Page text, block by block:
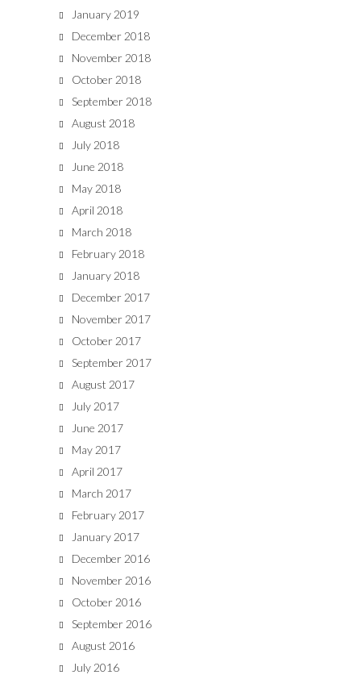
January 2019
December 2018
November 2018
October 2018
September 2018
August 2018
July 2018
June 2018
May 2018
April 2018
March 2018
February 2018
January 2018
December 2017
November 2017
October 2017
September 2017
August 2017
July 2017
June 2017
May 2017
April 2017
March 2017
February 2017
January 2017
December 2016
November 2016
October 2016
September 2016
August 2016
July 2016